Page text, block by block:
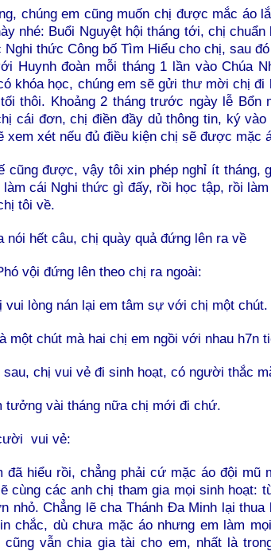
chúng em cũng muốn chị được mắc áo
nhé: Buổi Nguyệt hội tháng tới, chị
Nghi thức Công bố Tìm Hiểu cho chị, sau
Huynh đoàn mỗi tháng 1 lần vào Chúa
khóa học, chúng em sẽ gửi thư mời chị
thôi. Khoảng 2 tháng trước ngày lễ Bổn
cái đơn, chị điền đầy dủ thông tin, ký
xem xét nếu đủ điều kiện chị sẽ được mặc
cũng được, vậy tôi xin phép nghỉ ít tháng,
làm cái Nghi thức gì đấy, rồi học tập, rồi
tôi về.
nói hết câu, chị quày quả đứng lên ra về
vội đứng lên theo chị ra ngoài:
vui lòng nán lại em tâm sự với chị một chút.
một chút mà hai chị em ngồi với nhau h7n
sau, chị vui vẻ đi sinh hoạt, có người thắc
tưởng vài tháng nữa chị mới đi chứ.
vui vẻ:
đã hiểu rồi, chẳng phải cứ mặc áo đội
cùng các anh chị tham gia mọi sinh hoạt:
nhỏ. Chẳng lẽ cha Thánh Đa Minh lại
chắc, dù chưa mặc áo nhưng em làm
cũng vẫn chia gia tài cho em, nhất là